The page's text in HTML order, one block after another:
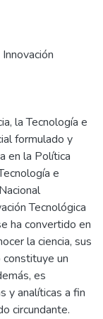
la Tecnología e
formulado y
en la Política
e
Tecnológica
ha convertido en
la ciencia, sus
constituye un
es
y analíticas a fin
circundante.